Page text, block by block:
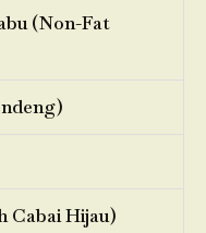
(Non-Fat
Cabai Hijau)